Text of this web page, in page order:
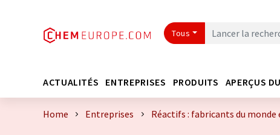
Tous
ACTUALITÉS ENTREPRISES PRODUITS APERÇUS
Home Entreprises Réactifs : fabricants du